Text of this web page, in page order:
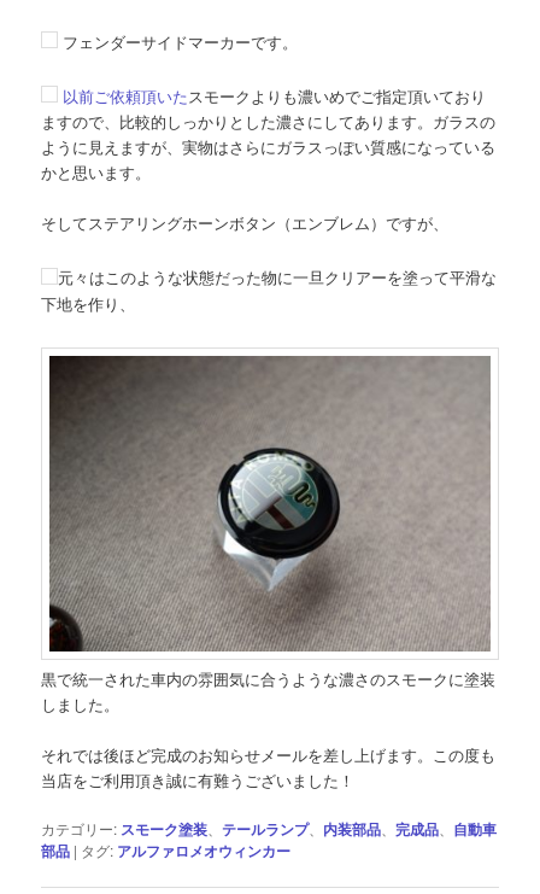
フェンダーサイドマーカーです。
以前ご依頼頂いたスモークよりも濃いめでご指定頂いており
ますので、比較的しっかりとした濃さにしてあります。ガラスの
ように見えますが、実物はさらにガラスっぽい質感になっている
かと思います。
そしてステアリングホーンボタン（エンブレム）ですが、
元々はこのような状態だった物に一旦クリアーを塗って平滑な
下地を作り、
黒で統一された車内の雰囲気に合うような濃さのスモークに塗装
しました。
それでは後ほど完成のお知らせメールを差し上げます。この度も
当店をご利用頂き誠に有難うございました！
カテゴリー: スモーク塗装 テールランプ、 内装部品 、完成品
自動車
部品 | タグ: アルファロメオウィンカー